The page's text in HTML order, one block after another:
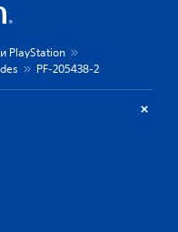
PlayStation
PF-205438-2